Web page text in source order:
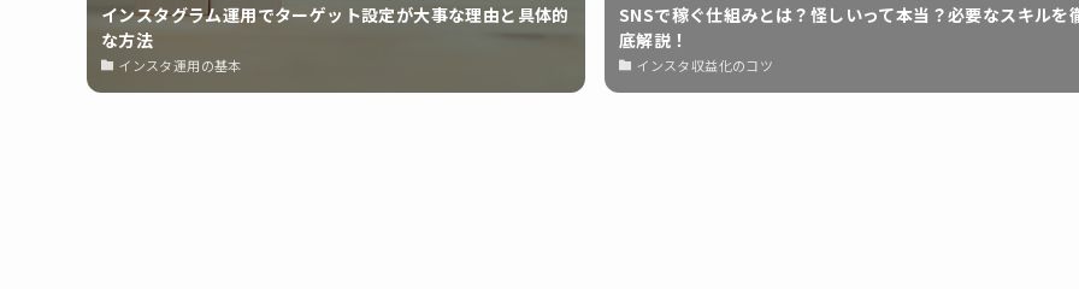
インスタグラム運用でターゲット設定が大事な理由と具体的
な方法
インスタ運用の基本
SNSで稼ぐ仕組みとは？怪しいって本当？必要なスキルを
底解説！
インスタ収益化のコツ